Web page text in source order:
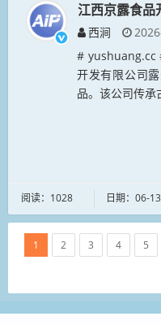
江西京露食品
西涧
# yushuang.cc
开发有限公司
品。该公司传
阅读：1028 日期：06-13
1 2 3 4 5